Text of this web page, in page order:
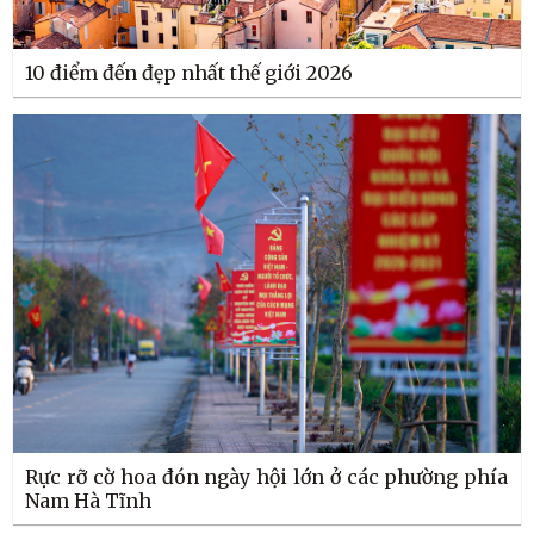
10 điểm đến đẹp nhất thế giới 2026
Rực rỡ cờ hoa đón ngày hội lớn ở các phường phía
Nam Hà Tĩnh